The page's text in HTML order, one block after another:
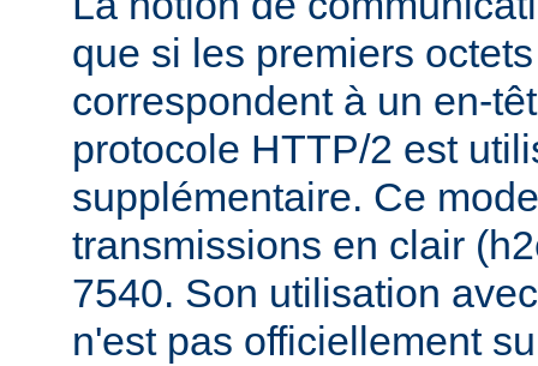
que si les premiers
correspondent à un en-
protocole HTTP/2 est
supplémentaire. Ce
transmissions en clair
7540. Son utilisation
n'est pas officiellement